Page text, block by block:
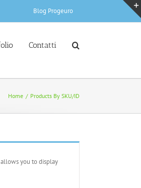
Blog Progeuro
Contatti
Home / Products By SKU/ID
you to display